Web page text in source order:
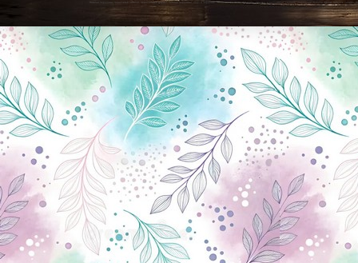
Новини Чернігова, Чернігівські новини, Чернігівський формат, новини Чернігова, події в Чернігові: політика, економіка, аналітика, культура, відеоновини, екологія, спортивний Чернігів, туризм, Чернігів